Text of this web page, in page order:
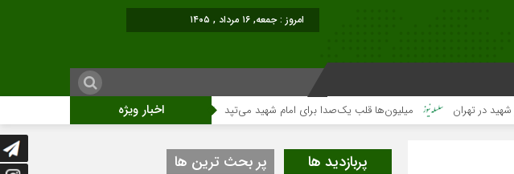
امروز : جمعه, ۱۶ مرداد , ۱۴۰۵
اخبار ویژه تهران میلیون‌ها قلب یک‌صدا برای امام شهید می‌تپد نمایشگاه آثار هنری ویژه ارتحال امام (ره)برگزار
پربازدید ها پر بحث ترین ها